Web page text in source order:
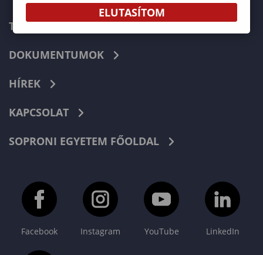
TELEFONKÖNYV
DOKUMENTUMOK
HÍREK
KAPCSOLAT
SOPRONI EGYETEM FŐOLDAL
Facebook Instagram YouTube LinkedIn
ELUTASÍTOM